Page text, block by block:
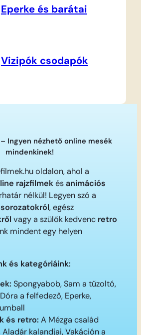
Eperke és barátai
Vizipók csodapók
Ingyen nézhető online mesék
mindenkinek!
oldalon, ahol a
rajzfilmekésanimációs
nélkül! Legyen szó a
, egész
vagy a szülők kedvenc retro
mindent egy helyen
és kategóriáink:
Spongyabob, Sam a tűzoltó,
a felfedező, Eperke,
és retro: A Mézga család
kalandjai, Vakáción a